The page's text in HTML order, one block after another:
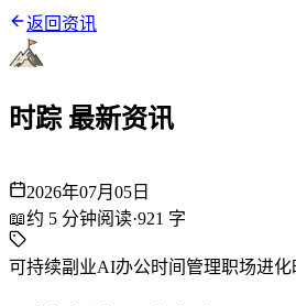
返回资讯
时踪 最新资讯
2026年07月05日
📖约 5 分钟阅读·921 字
可持续副业AI办公时间管理职场进化